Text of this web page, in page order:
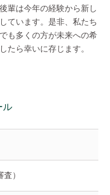
輩は今年の経験から新し
ています。是非、私たち
も多くの方が未来への希
たら幸いに存じます。
ル
）